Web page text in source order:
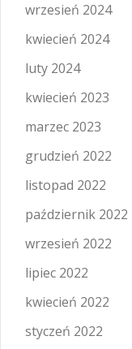
wrzesień 2024
kwiecień 2024
luty 2024
kwiecień 2023
marzec 2023
grudzień 2022
listopad 2022
październik 2022
wrzesień 2022
lipiec 2022
kwiecień 2022
styczeń 2022